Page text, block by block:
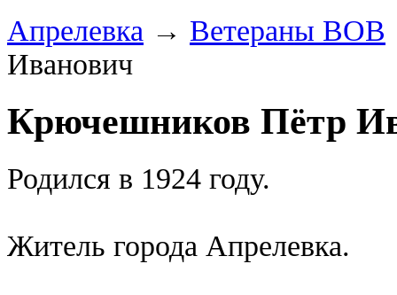
Апрелевка → Ветераны ВОВ
Иванович
Крючешников Пётр
Родился в 1924 году.
Житель города Апрелевка.